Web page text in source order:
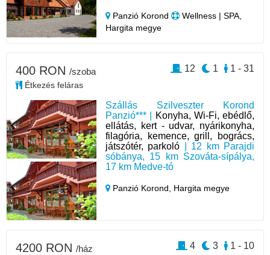
Panzió Korond
Wellness | SPA,
Hargita megye
Szállás Szilveszter Korond
Panzió*** |
Konyha, Wi-Fi, ebédlő,
ellátás, kert - udvar, nyárikonyha,
filagória, kemence, grill, bogrács,
játszótér, parkoló | 12 km Parajdi
sóbánya, 15 km Szováta-sípálya,
17 km Medve-tó
Panzió Korond, Hargita megye
400 RON /szoba
Étkezés feláras
1 - 31
1
12
4200 RON /ház 1 - 10
3
4